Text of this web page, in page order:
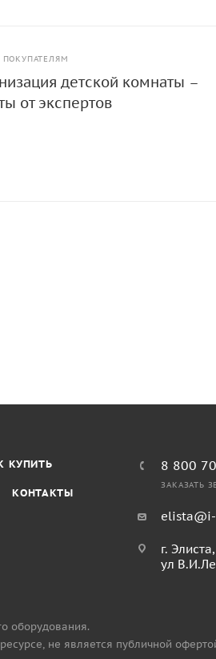
ПОКУПАТЕЛЯМ
детской комнаты –
от экспертов
КУПИТЬ
КОНТАКТЫ
8 800
ЗАКАЗАТЬ
г. Элиста,
ул
оборудования.
не является публичной